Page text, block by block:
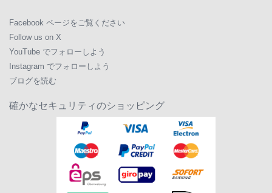
Facebook ページをご覧ください
Follow us on X
YouTube でフォローしよう
Instagram でフォローしよう
ブログを読む
確かなセキュリティのショッピング